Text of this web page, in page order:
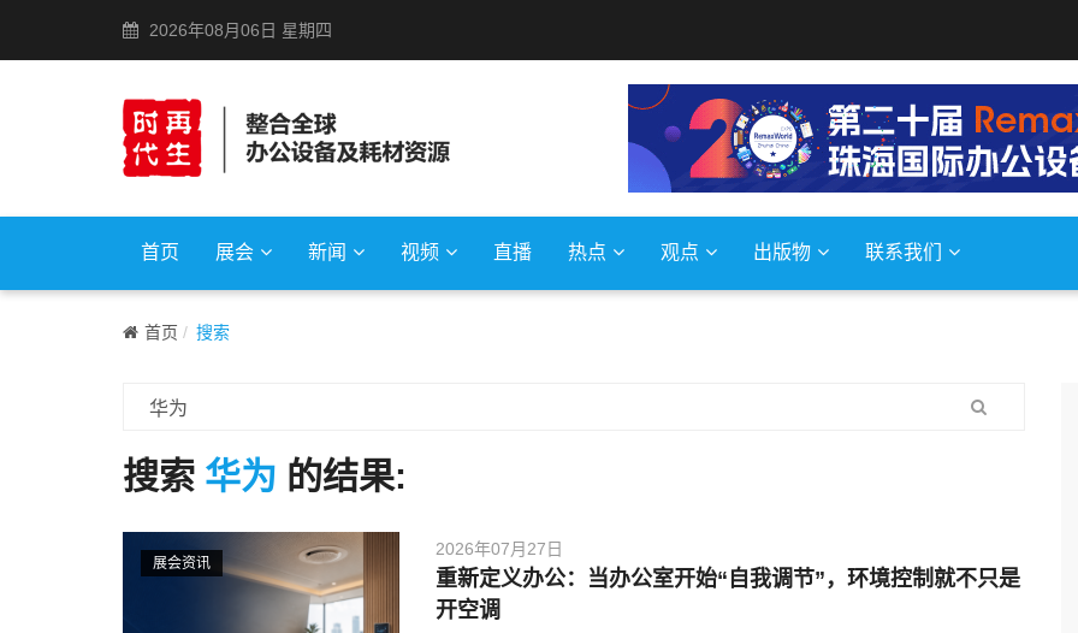
2026年08月06日 星期四
首页 展会 新闻 视频 直播 热点 观点 出版物 联系我们
首页 搜索
搜索 华为 的结果:
展会资讯
2026年07月27日
重新定义办公：当办公室开始“自我调节”，环境控制就不只是
开空调